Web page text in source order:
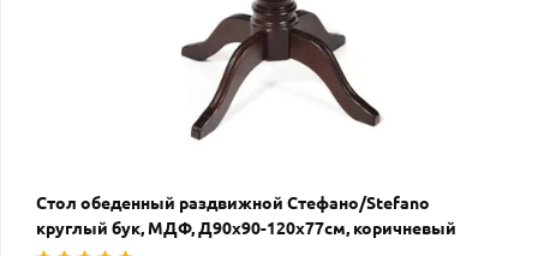
Стол обеденный раздвижной Стефано/Stefano
круглый бук, МДФ, Д90х90-120х77см, коричневый